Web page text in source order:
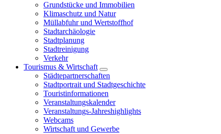
Grundstücke und Immobilien
Klimaschutz und Natur
Müllabfuhr und Wertstoffhof
Stadtarchäologie
Stadtplanung
Stadtreinigung
Verkehr
Tourismus & Wirtschaft
Städtepartnerschaften
Stadtportrait und Stadtgeschichte
Touristinformationen
Veranstaltungskalender
Veranstaltungs-Jahreshighlights
Webcams
Wirtschaft und Gewerbe